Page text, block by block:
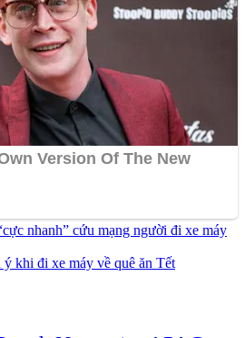
nhanh” cứu mạng người đi xe máy
ý khi đi xe máy về quê ăn Tết